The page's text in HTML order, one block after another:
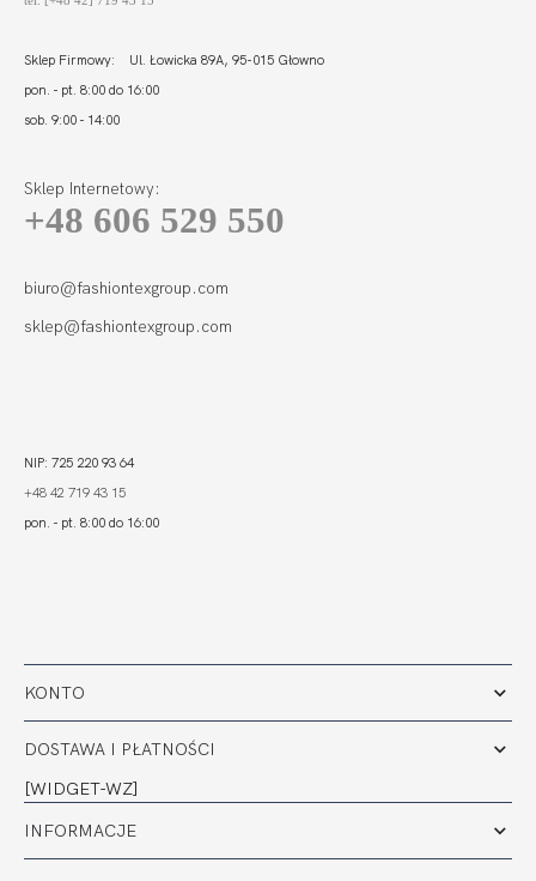
KONTO
DOSTAWA I PŁATNOŚCI
[WIDGET-WZ]
INFORMACJE
Sklep Firmowy: Ul. Łowicka 89A, 95-015 Głowno
pon. - pt. 8:00 do 16:00
sob. 9:00 - 14:00
Sklep Internetowy:
+48 606 529 550
biuro@fashiontexgroup.com
sklep@fashiontexgroup.com
NIP: 725 220 93 64
+48 42 719 43 15
pon. - pt. 8:00 do 16:00